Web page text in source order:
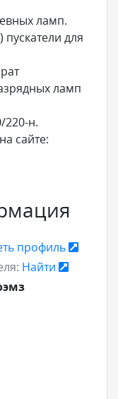
ламп.
для
ламп
220-н.
сайте:
профиль
Найти